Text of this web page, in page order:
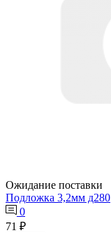
Ожидание поставки
Подложка 3,2мм д280
0
71 ₽